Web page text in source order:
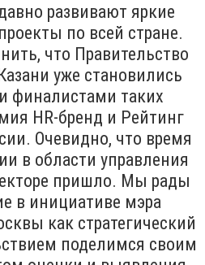
развивают яркие
по всей стране.
что Правительство
уже становились
финалистами таких
HR-бренд и Рейтинг
Очевидно, что время
в области управления
пришло. Мы рады
в инициативе мэра
как стратегический
поделимся своим